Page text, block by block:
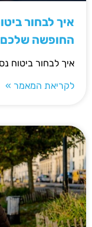
איך לבחור
החופשה
איך לבחור ביטוח
לקריאת המאמר »